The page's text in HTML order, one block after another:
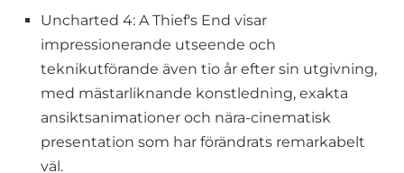
Uncharted 4: A Thief's End visar
impressionerande utseende och
teknikutförande även tio år efter sin utgivning,
med mästarliknande konstledning, exakta
ansiktsanimationer och nära-cinematisk
presentation som har förändrats remarkabelt
väl.